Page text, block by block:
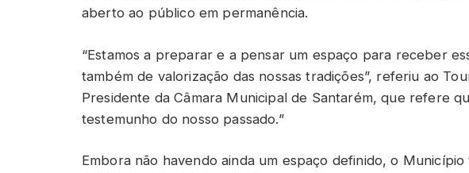
aberto ao público em permanência.
“Estamos a preparar e a pensar um espaço para receber
também de valorização das nossas tradições”, referiu ao
Presidente da Câmara Municipal de Santarém, que refere
testemunho do nosso passado.”
Embora não havendo ainda um espaço definido, o